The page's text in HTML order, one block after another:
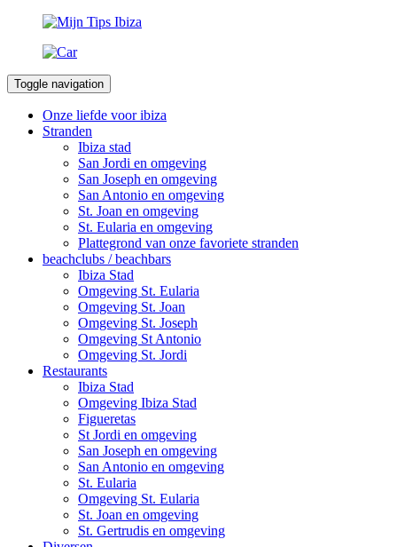
Toggle navigation
Onze liefde voor ibiza
Stranden
Ibiza stad
San Jordi en omgeving
San Joseph en omgeving
San Antonio en omgeving
St. Joan en omgeving
St. Eularia en omgeving
Plattegrond van onze favoriete stranden
beachclubs / beachbars
Ibiza Stad
Omgeving St. Eularia
Omgeving St. Joan
Omgeving St. Joseph
Omgeving St Antonio
Omgeving St. Jordi
Restaurants
Ibiza Stad
Omgeving Ibiza Stad
Figueretas
St Jordi en omgeving
San Joseph en omgeving
San Antonio en omgeving
St. Eularia
Omgeving St. Eularia
St. Joan en omgeving
St. Gertrudis en omgeving